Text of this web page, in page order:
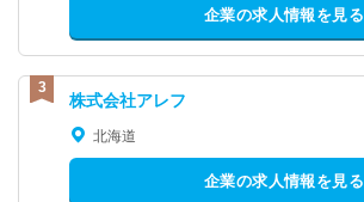
企業の求人情報を見る
株式会社アレフ
北海道
企業の求人情報を見る